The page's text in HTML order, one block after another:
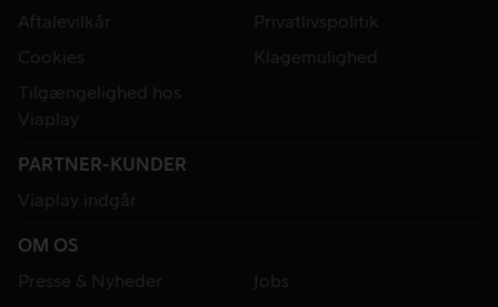
Aftalevilkår
Privatlivspolitik
Cookies
Klagemulighed
Tilgængelighed hos
Viaplay
PARTNER-KUNDER
Viaplay indgår
OM OS
Presse & Nyheder
Jobs